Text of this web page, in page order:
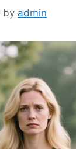
by admin